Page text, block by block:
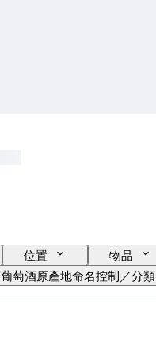
位置 物品
葡萄酒原產地命名控制／分類